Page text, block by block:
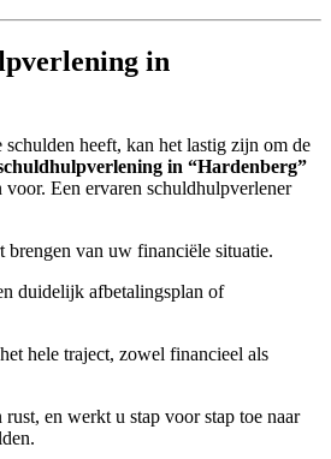
in
schulden heeft, kan het lastig zijn om de
in “Hardenberg”
voor. Een ervaren schuldhulpverlener
van uw financiële situatie.
duidelijk afbetalingsplan of
hele traject, zowel financieel als
en werkt u stap voor stap toe naar